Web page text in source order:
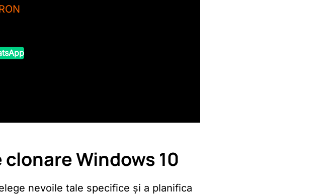
Windows 10
nevoile tale specifice și a planifica